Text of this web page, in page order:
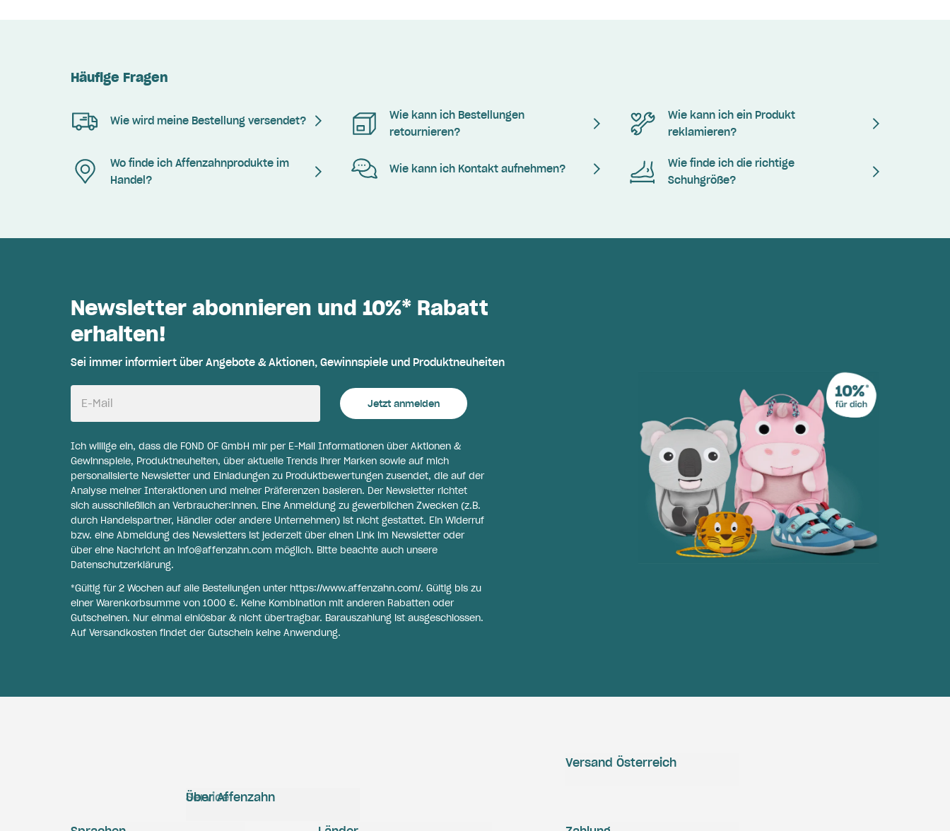
Häufige Fragen
Wie wird meine Bestellung versendet?
Wie kann ich Bestellungen
retournieren?
Wie kann ich ein Produkt
reklamieren?
Wo finde ich Affenzahnprodukte im
Handel?
Wie kann ich Kontakt aufnehmen?
Wie finde ich die richtige
Schuhgröße?
Newsletter abonnieren und 10%* Rabatt
erhalten!
Sei immer informiert über Angebote & Aktionen, Gewinnspiele und Produktneuheiten
E-Mail Jetzt anmelden
Ich willige ein, dass die FOND OF GmbH mir per E-Mail Informationen über Aktionen &
Gewinnspiele, Produktneuheiten, über aktuelle Trends ihrer Marken sowie auf mich
personalisierte Newsletter und Einladungen zu Produktbewertungen zusendet, die auf der
Analyse meiner Interaktionen und meiner Präferenzen basieren. Der Newsletter richtet
sich ausschließlich an Verbraucher:innen. Eine Anmeldung zu gewerblichen Zwecken (z.B.
durch Handelspartner, Händler oder andere Unternehmen) ist nicht gestattet. Ein Widerruf
bzw. eine Abmeldung des Newsletters ist jederzeit über einen Link im Newsletter oder
über eine Nachricht an info@affenzahn.com möglich. Bitte beachte auch unsere
Datenschutzerklärung.
*Gültig für 2 Wochen auf alle Bestellungen unter https://www.affenzahn.com/. Gültig bis zu
einer Warenkorbsumme von 1000 €. Keine Kombination mit anderen Rabatten oder
Gutscheinen. Nur einmal einlösbar & nicht übertragbar. Barauszahlung ist ausgeschlossen.
Auf Versandkosten findet der Gutschein keine Anwendung.
Service
Über Affenzahn
Versand Österreich